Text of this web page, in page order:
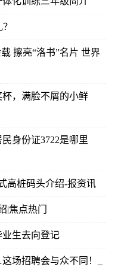
擦亮“洛书”名片 世界
，满脸不屑的小鲜
身份证3722是哪里
高桩码头介绍-报资讯
|焦点热门
生去向登记
场招聘会与众不同！_